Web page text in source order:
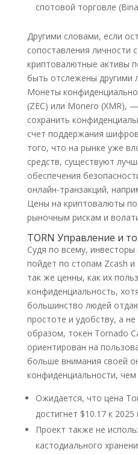
спотовой торговле
Другими словами, если
сопоставления личности
криптовалютные активы
быть отслежены
Монеты
(ZEC) или Monero (XMR),
сохранить
счет поддержания
того, что на рынке уже
средств, существуют
обеспечения
онлайн-транзакций,
Цены на криптовалюты
рыночным рискам и
TORN Управление и
Судя по всему,
пойдет по стопам Zcash
так же ценны, как их
конфиденциальность,
большинство людей
простоте и удобству, а
образом, токен Tornado
ориентирован на
больше внимания своей
конфиденциальности, чем
Ожидается, что цена
достигнет $10.17 к 2025
Проект также не
кастодиального